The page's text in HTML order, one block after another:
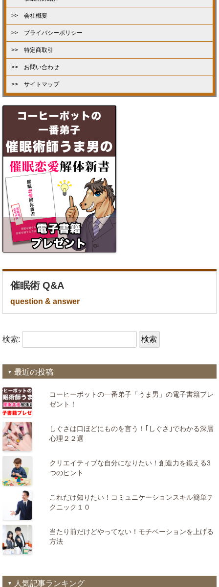
>> 会社概要
>> プライバシーポリシー
>> 特定商取引
>> お問い合わせ
>> サイトマップ
催眠術 Q&A
question & answer
検索:
最近の投稿
コーヒーポットの一番弟子「うま男」の電子書籍プレ
ゼント！
しぐさは口ほどにものを言う！｢しぐさ｣でわかる深層
心理２２選
クリエイティブな自分になりたい！創造力を鍛える3
つのヒント
これだけ知りたい！コミュニケーションスキル簡単テ
クニック１０
当たり前だけどやってない！モチベーションを上げる
方法
人気記事ランキング